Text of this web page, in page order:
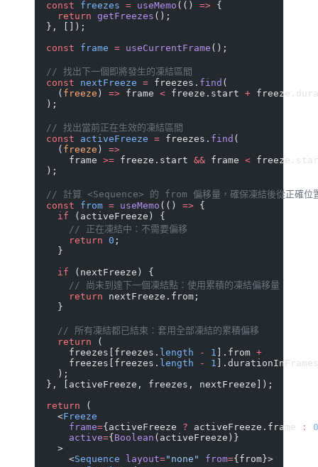
  const
freezes = useMemo (() => {
    return
getFreezes ();
  }, []);
  const
frame = useCurrentFrame ();
  // 找出下一個即將發生的凍結區間
  const
nextFreeze = freezes. find (
    (
freeze ) => frame < freeze.start +
  );
  // 找出當前正在生效的凍結區間
  const
activeFreeze = freezes. find (
    (
freeze ) =>
      frame
>= freeze.start && frame <
  );
// 計算 <Sequence> 的 from 偏移量，確保凍結後從正確位
  const
from = useMemo (() => {
    if
(activeFreeze) {
      // 正在凍結中：不需要偏移
      return
0 ;
    }
    if
(nextFreeze) {
      // 尚未到達下一個凍結點：使用累積的凍結偏移量
      return
nextFreeze.from;
    }
    // 所有凍結都已結束：套用全部凍結的累積偏移
    return
(
      freezes[freezes.
length - 1 ].from +
      freezes[freezes.
length - 1 ].durationInFrames
    );
  }, [activeFreeze, freezes, nextFreeze]);
  return
(
    <
Freeze
      frame
={activeFreeze ? activeFreeze.frame :
0
      active
={ Boolean (activeFreeze)}
    >
      <
Sequence layout="none" from={from}>